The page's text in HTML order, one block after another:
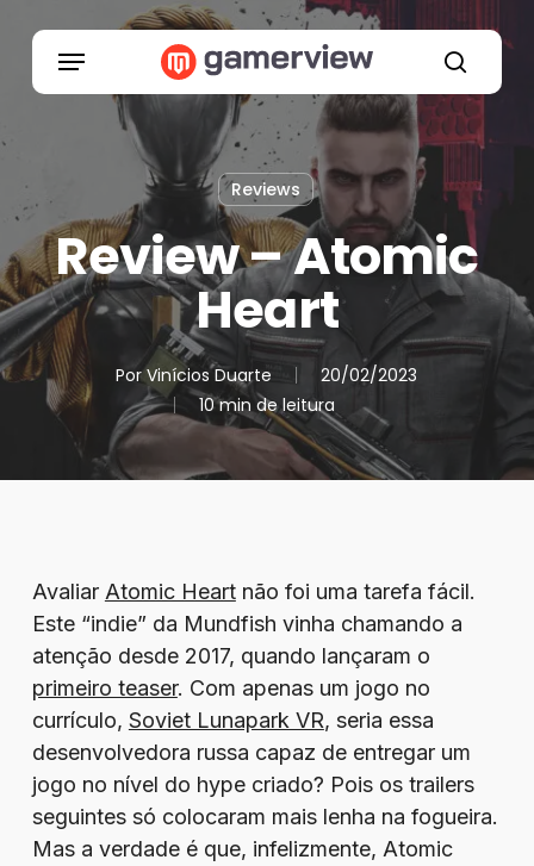
search
Menu
Reviews
Review – Atomic
Heart
Por Vinícios Duarte
20/02/2023
10 min de leitura
Avaliar Atomic Heartnão foi uma tarefa fácil.
Este “indie” da Mundfish vinha chamando a
atenção desde 2017, quando lançaram o
primeiro teaser. Com apenas um jogo no
currículo, Soviet Lunapark VR, seria essa
desenvolvedora russa capaz de entregar um
jogo no nível do hype criado? Pois os trailers
seguintes só colocaram mais lenha na fogueira.
Mas a verdade é que, infelizmente, Atomic